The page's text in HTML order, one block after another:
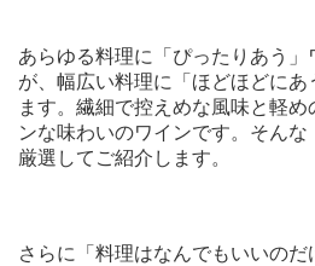
あらゆる料理に「ぴったりあう
が、幅広い料理に「ほどほどにあ
ます。繊細で控えめな風味と軽
ンな味わいのワインです。そん
厳選してご紹介します。
さらに「料理はなんでもいいの